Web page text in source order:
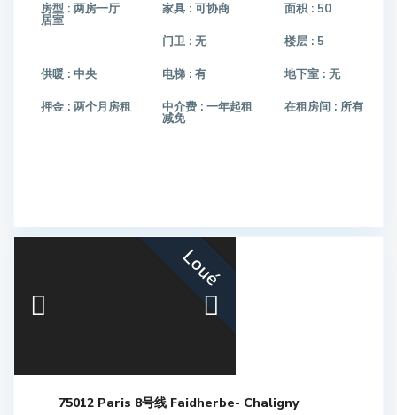
房型 : 两房一厅
居室
家具 :可协商 面积 : 50
门卫 :无 楼层 : 5
供暖 : 中央 电梯 :有 地下室 : 无
押金 : 两个月房租 中介费 :一年起租
减免
在租房间 : 所有
Loué
75012 Paris 8号线 Faidherbe- Chaligny